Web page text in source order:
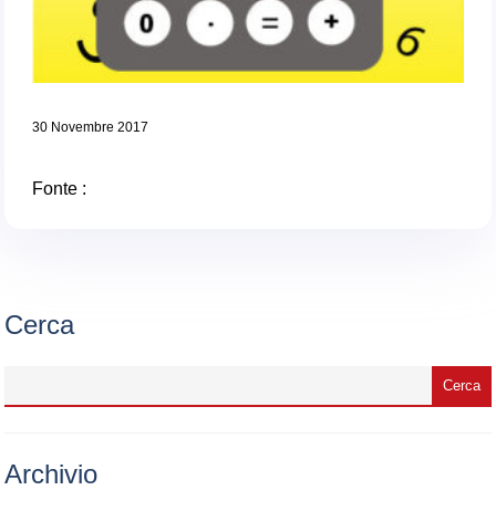
30 Novembre 2017
Fonte :
Cerca
Archivio